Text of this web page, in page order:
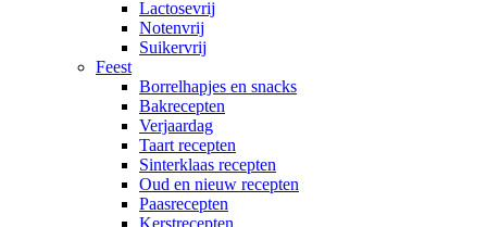
Lactosevrij
Notenvrij
Suikervrij
Feest
Borrelhapjes en snacks
Bakrecepten
Verjaardag
Taart recepten
Sinterklaas recepten
Oud en nieuw recepten
Paasrecepten
Kerstrecepten